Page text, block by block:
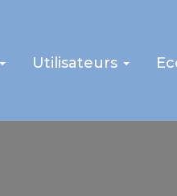
Utilisateurs